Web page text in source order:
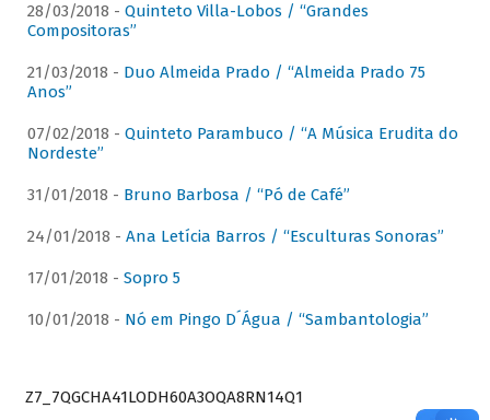
28/03/2018 - Quinteto Villa-Lobos / “Grandes
Compositoras”
21/03/2018 - Duo Almeida Prado / “Almeida Prado 75
Anos”
07/02/2018 - Quinteto Parambuco / “A Música Erudita do
Nordeste”
31/01/2018 - Bruno Barbosa / “Pó de Café”
24/01/2018 - Ana Letícia Barros / “Esculturas Sonoras”
17/01/2018 - Sopro 5
10/01/2018 - Nó em Pingo D´Água / “Sambantologia”
Z7_7QGCHA41LODH60A3OQA8RN14Q1